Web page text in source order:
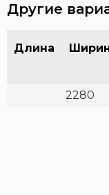
Другие
Длина
2280